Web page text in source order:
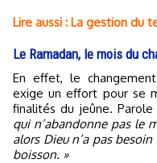
Lire aussi : La gestion du
Le Ramadan, le mois du
En effet, le changement exige des efforts. Comme cela
exige un effort pour se
finalités du jeûne.
qui n’abandonne pas le
alors Dieu n’a pas
boisson. »